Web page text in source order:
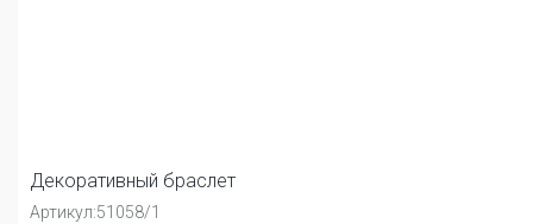
Декоративный браслет
Артикул:51058/1